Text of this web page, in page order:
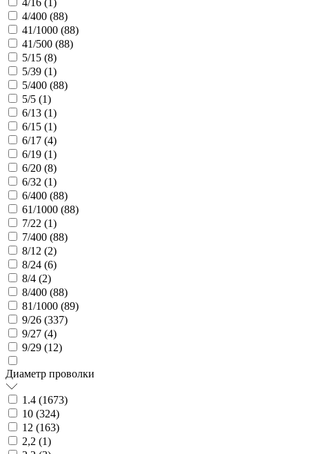
4/400 (88)
41/1000 (88)
41/500 (88)
5/15 (8)
5/39 (1)
5/400 (88)
5/5 (1)
6/13 (1)
6/15 (1)
6/17 (4)
6/19 (1)
6/20 (8)
6/32 (1)
6/400 (88)
61/1000 (88)
7/22 (1)
7/400 (88)
8/12 (2)
8/24 (6)
8/4 (2)
8/400 (88)
81/1000 (89)
9/26 (337)
9/27 (4)
9/29 (12)
Диаметр проволки
1.4 (1673)
10 (324)
12 (163)
2,2 (1)